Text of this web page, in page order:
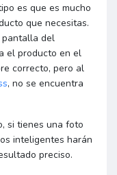
es que es mucho
que necesitas.
pantalla del
el producto en el
correcto, pero al
, no se encuentra
si tienes una foto
inteligentes harán
preciso.